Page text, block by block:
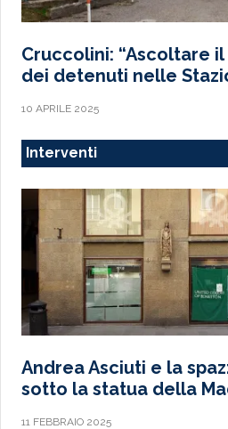
Cruccolini: “Ascoltare
dei detenuti nelle
10 APRILE 2025
Interventi
Andrea Asciuti e la
sotto la statua della
11 FEBBRAIO 2025